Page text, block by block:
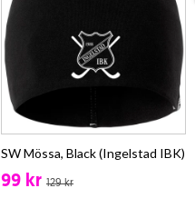
SW Mössa, Black (Ingelstad IBK)
99 kr 129 kr